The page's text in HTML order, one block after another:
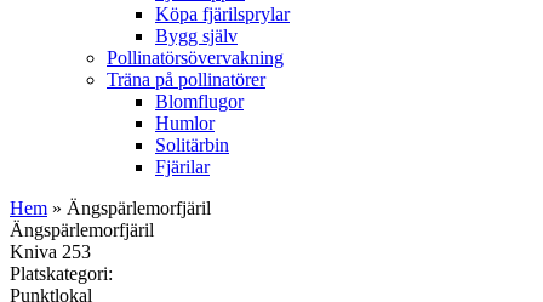
Köpa fjärilsprylar
Bygg själv
Pollinatörsövervakning
Träna på pollinatörer
Blomflugor
Humlor
Solitärbin
Fjärilar
Hem » Ängspärlemorfjäril
Ängspärlemorfjäril
Kniva 253
Platskategori:
Punktlokal